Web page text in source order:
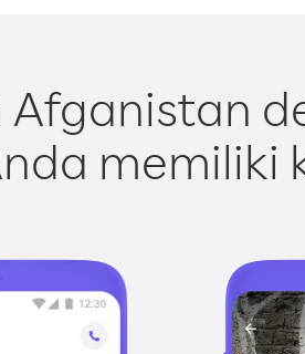
Afganistan
memiliki